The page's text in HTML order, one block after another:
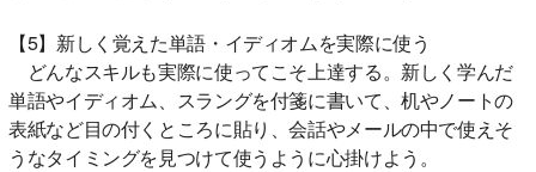
【5】新しく覚えた単語・イディオムを実際に使う
どんなスキルも実際に使ってこそ上達する。新しく学んだ
単語やイディオム、スラングを付箋に書いて、机やノートの
表紙など目の付くところに貼り、会話やメールの中で使えそ
うなタイミングを見つけて使うように心掛けよう。